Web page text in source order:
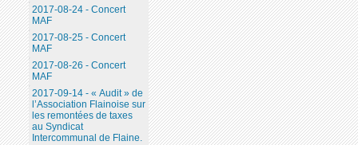
2017-08-24 - Concert
MAF
2017-08-25 - Concert
MAF
2017-08-26 - Concert
MAF
2017-09-14 - « Audit » de
l’Association Flainoise sur
les remontées de taxes
au Syndicat
Intercommunal de Flaine.